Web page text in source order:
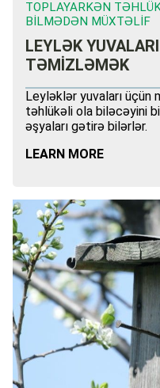
TOPLAYARKƏN
BILMƏDƏN MÜXTƏLIF
LEYLƏK
TƏMİZLƏMƏK
Leyləklər yuvaları
təhlükəli ola biləcəyini
əşyaları gətirə bilərlər.
LEARN MORE